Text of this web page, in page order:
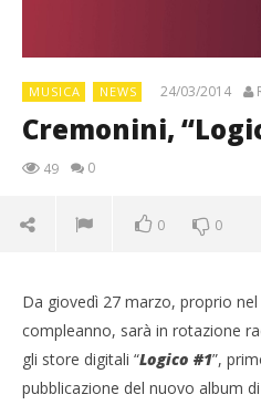
MUSICA NEWS 24/03/2014
Cremonini,
49 0
0 0
Da giovedì 27 marzo, proprio
compleanno, sarà in rotazione
gli store digitali “Logico #1”,
pubblicazione del nuovo album